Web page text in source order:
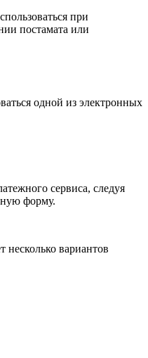
при
постамата или
одной из электронных
сервиса, следуя
форму.
несколько вариантов